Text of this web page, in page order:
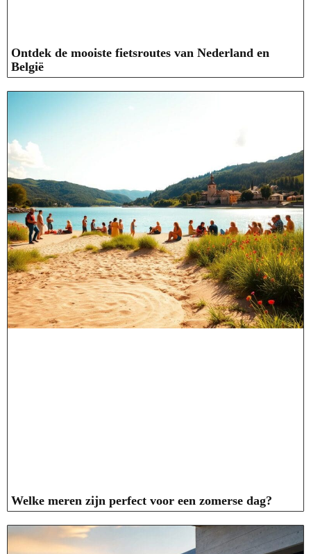
Ontdek de mooiste fietsroutes van Nederland en
België
Welke meren zijn perfect voor een zomerse dag?